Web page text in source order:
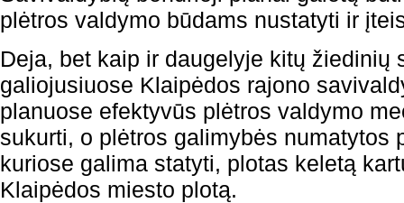
plėtros valdymo būdams nustatyti ir
Deja, bet kaip ir daugelyje kitų žiedinių
galiojusiuose Klaipėdos rajono
planuose efektyvūs plėtros valdymo
sukurti, o plėtros galimybės numatytos
kuriose galima statyti, plotas keletą
Klaipėdos miesto plotą.